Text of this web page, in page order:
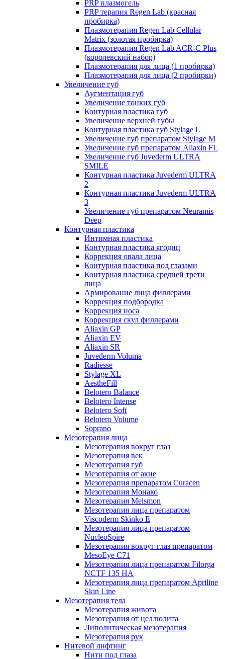
PRP плазмогель
PRP терапия Regen Lab (красная
пробирка)
Плазмотерапия Regen Lab Cellular
Matrix (золотая пробирка)
Плазмотерапия Regen Lab ACR-C Plus
(королевский набор)
Плазмотерапия для лица (1 пробирка)
Плазмотерапия для лица (2 пробирки)
Увеличение губ
Аугментация губ
Увеличение тонких губ
Контурная пластика губ
Увеличение верхней губы
Контурная пластика губ Stylage L
Увеличение губ препаратом Stylage M
Увеличение губ препаратом Aliaxin FL
Увеличение губ Juvederm ULTRA
SMILE
Контурная пластика Juvederm ULTRA
2
Контурная пластика Juvederm ULTRA
3
Увеличение губ препаратом Neuramis
Deep
Контурная пластика
Интимная пластика
Контурная пластика ягодиц
Коррекция овала лица
Контурная пластика под глазами
Контурная пластика средней трети
лица
Армирование лица филлерами
Коррекция подбородка
Коррекция носа
Коррекция скул филлерами
Aliaxin GP
Aliaxin EV
Aliaxin SR
Juvederm Voluma
Radiesse
Stylage XL
AestheFill
Belotero Balance
Belotero Intense
Belotero Soft
Belotero Volume
Soprano
Мезотерапия лица
Мезотерапия вокруг глаз
Мезотерапия век
Мезотерапия губ
Мезотерапия от акне
Мезотерапия препаратом Curacen
Мезотерапия Монако
Мезотерапия Melsmon
Мезотерапия лица препаратом
Viscoderm Skinko E
Мезотерапия лица препаратом
NucleoSpire
Мезотерапия вокруг глаз препаратом
MesoEye С71
Мезотерапия лица препаратом Filorga
NCTF 135 HA
Мезотерапия лица препаратом Apriline
Skin Line
Мезотерапия тела
Мезотерапия живота
Мезотерапия от целлюлита
Липолитическая мезотерапия
Мезотерапия рук
Нитевой лифтинг
Нити под глаза